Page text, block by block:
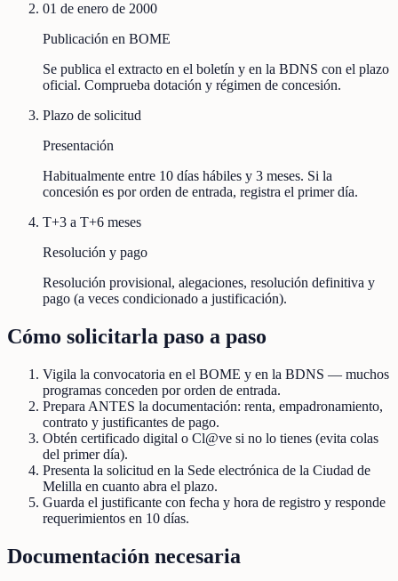
01 de enero de 2000
Publicación en BOME
Se publica el extracto en el boletín y en la BDNS con el plazo
oficial. Comprueba dotación y régimen de concesión.
Plazo de solicitud
Presentación
Habitualmente entre 10 días hábiles y 3 meses. Si la
concesión es por orden de entrada, registra el primer día.
T+3 a T+6 meses
Resolución y pago
Resolución provisional, alegaciones, resolución definitiva y
pago (a veces condicionado a justificación).
Cómo solicitarla paso a paso
Vigila la convocatoria en el BOME y en la BDNS — muchos
programas conceden por orden de entrada.
Prepara ANTES la documentación: renta, empadronamiento,
contrato y justificantes de pago.
Obtén certificado digital o Cl@ve si no lo tienes (evita colas
del primer día).
Presenta la solicitud en la Sede electrónica de la Ciudad de
Melilla en cuanto abra el plazo.
Guarda el justificante con fecha y hora de registro y responde
requerimientos en 10 días.
Documentación necesaria